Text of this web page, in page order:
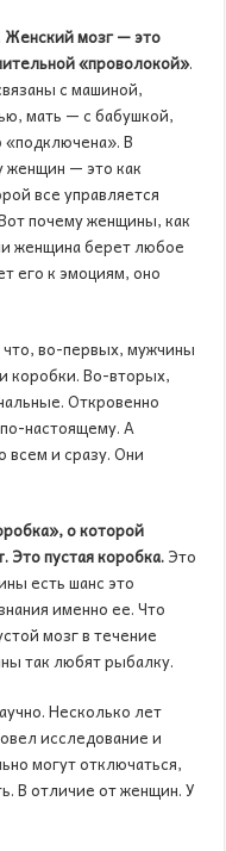
Женский мозг — это
«проволокой».
с машиной,
мать — с бабушкой,
В
женщин — это как
все управляется
почему женщины, как
женщина берет любое
его к эмоциям, оно
во-первых, мужчины
коробки. Во-вторых,
Откровенно
настоящему. А
всем и сразу. Они
о которой
Это пустая коробка.Это
есть шанс это
именно ее. Что
мозг в течение
так любят рыбалку.
Несколько лет
исследование и
могут отключаться,
В отличие от женщин. У